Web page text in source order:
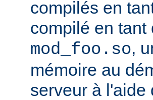
compilés en
compilé en tant
mod_foo.so,
mémoire au
serveur à